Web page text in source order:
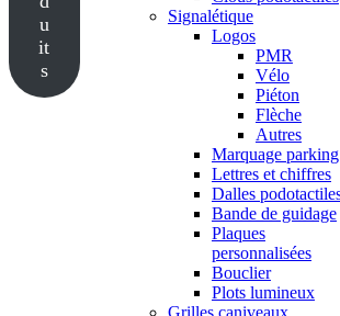
u
it
s
Signalétique
Logos
PMR
Vélo
Piéton
Flèche
Autres
Marquage parking
Lettres et chiffres
Dalles
Bande de guidage
Plaques
personnalisées
Bouclier
Plots lumineux
Grilles caniveaux